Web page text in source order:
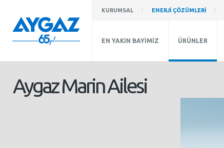
KURUMSAL ENERJİ ÇÖZÜMLERİ
EN YAKIN BAYİMİZ ÜRÜNLER
Aygaz Marin Ailesi